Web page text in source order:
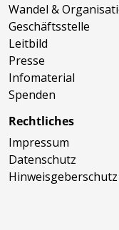
Wandel &
Geschäftsstelle
Leitbild
Presse
Infomaterial
Spenden
Rechtliches
Impressum
Datenschutz
Hinweisgeberschutz